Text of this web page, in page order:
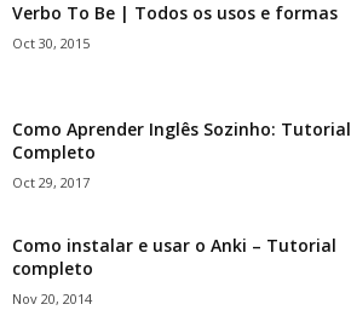
Verbo To Be | Todos os usos e formas
Oct 30, 2015
Como Aprender Inglês Sozinho: Tutorial
Completo
Oct 29, 2017
Como instalar e usar o Anki – Tutorial
completo
Nov 20, 2014